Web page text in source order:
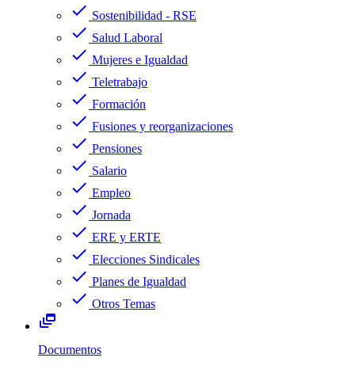
check Sostenibilidad - RSE
check Salud Laboral
check Mujeres e Igualdad
check Teletrabajo
check Formación
check Fusiones y reorganizaciones
check Pensiones
check Salario
check Empleo
check Jornada
check ERE y ERTE
check Elecciones Sindicales
check Planes de Igualdad
check Otros Temas
dynamic_feed
Documentos